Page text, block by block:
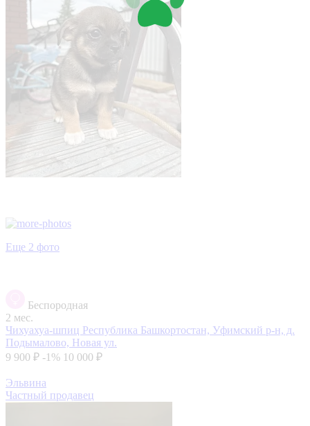
Еще 2 фото
Беспородная
2 мес.
Чихуахуа-шпиц Республика Башкортостан, Уфимский р-н, д.
Подымалово, Новая ул.
9 900 ₽ -1% 10 000 ₽
Эльвина
Частный продавец